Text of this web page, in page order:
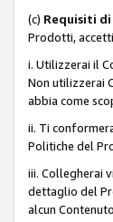
(c) Requisiti
Prodotti,
i. Utilizzerai il
Non utilizzerai
abbia come
ii. Ti
Politiche del
iii. Collegherai
dettaglio del
alcun